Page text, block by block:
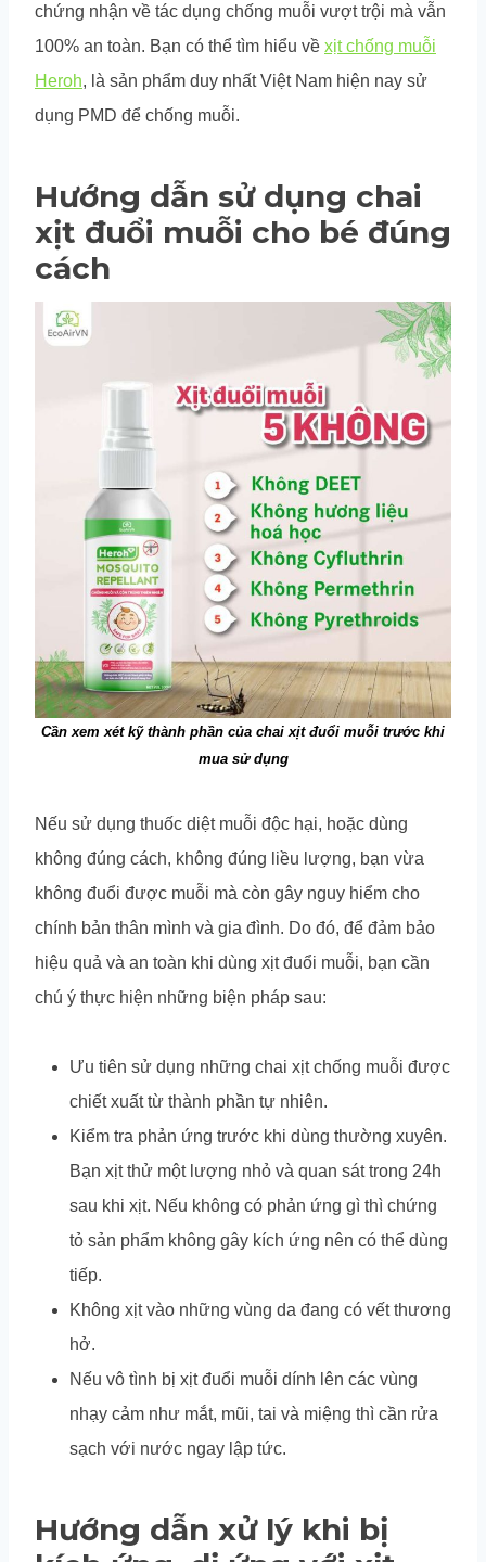
chứng nhận về tác dụng chống muỗi vượt trội mà vẫn
100% an toàn. Bạn có thể tìm hiểu về xịt chống muỗi
Heroh, là sản phẩm duy nhất Việt Nam hiện nay sử
dụng PMD để chống muỗi.
Hướng dẫn sử dụng chai
xịt đuổi muỗi cho bé đúng
cách
Cần xem xét kỹ thành phần của chai xịt đuổi muỗi trước khi
mua sử dụng
Nếu sử dụng thuốc diệt muỗi độc hại, hoặc dùng
không đúng cách, không đúng liều lượng, bạn vừa
không đuổi được muỗi mà còn gây nguy hiểm cho
chính bản thân mình và gia đình. Do đó, để đảm bảo
hiệu quả và an toàn khi dùng xịt đuổi muỗi, bạn cần
chú ý thực hiện những biện pháp sau:
Ưu tiên sử dụng những chai xịt chống muỗi được
chiết xuất từ thành phần tự nhiên.
Kiểm tra phản ứng trước khi dùng thường xuyên.
Bạn xịt thử một lượng nhỏ và quan sát trong 24h
sau khi xịt. Nếu không có phản ứng gì thì chứng
tỏ sản phẩm không gây kích ứng nên có thể dùng
tiếp.
Không xịt vào những vùng da đang có vết thương
hở.
Nếu vô tình bị xịt đuổi muỗi dính lên các vùng
nhạy cảm như mắt, mũi, tai và miệng thì cần rửa
sạch với nước ngay lập tức.
Hướng dẫn xử lý khi bị